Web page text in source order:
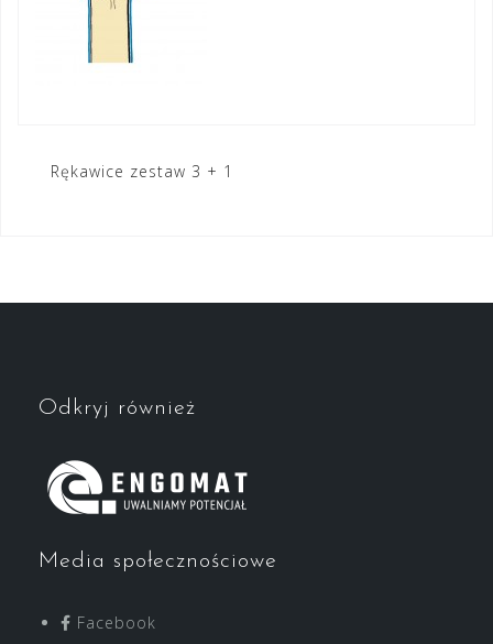
Nawigacja
Rękawice zestaw 3 + 1
Odkryj również
Media społecznościowe
Facebook